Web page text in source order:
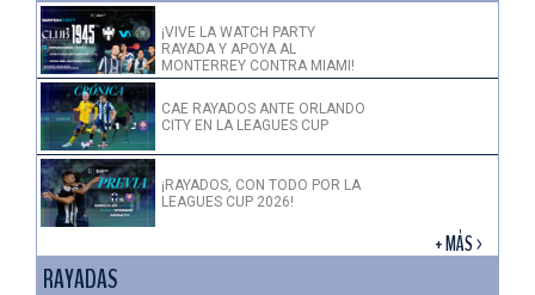
¡VIVE LA WATCH PARTY
RAYADA Y APOYA AL
MONTERREY CONTRA MIAMI!
CAE RAYADOS ANTE ORLANDO
CITY EN LA LEAGUES CUP
¡RAYADOS, CON TODO POR LA
LEAGUES CUP 2026!
+ MÁS >
RAYADAS